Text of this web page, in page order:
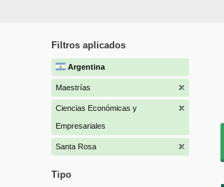
Filtros aplicados
Argentina
Maestrías
Ciencias Económicas y
Empresariales
Santa Rosa
Tipo